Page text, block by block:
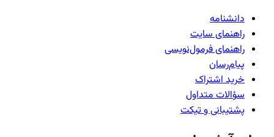
دانشنامه
راهنمای سایت
راهنمای فرمول‌نویسی
پیام‌رسان
خرید اشتراک
سؤالات متداول
پشتیبانی و تیکت